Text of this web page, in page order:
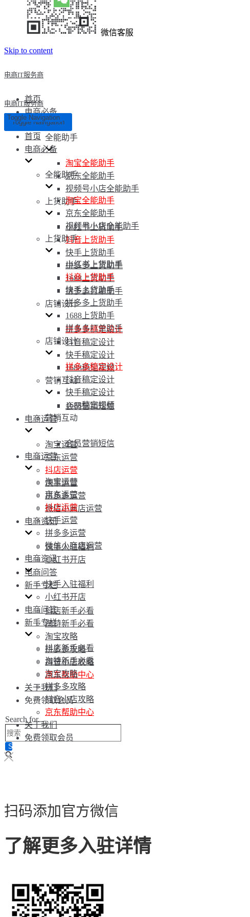
微信客服
Skip to content
电商IT服务商
首页
电商必备
全能助手
淘宝全能助手
京东全能助手
视频号小店全能助手
上货助手
小红书上货助手
抖音上货助手
快手上货助手
拼多多上货助手
1688上货助手
拼多多打单助手
店铺设计
拼多多稿定设计
抖音稿定设计
快手稿定设计
1688稿定视频
营销互动
会员营销短信
电商运营
淘宝运营
京东运营
抖店运营
快手运营
拼多多运营
微信小商店运营
电商资讯
快手入驻福利
小红书开店
电商问答
新手专栏
抖店新手必看
淘特新手必看
淘宝攻略
拼多多攻略
抖音小店攻略
京东帮助中心
关于我们
免费领取会员
Search for...
电商IT服务商
Toggle Navigation
Toggle Navigation
首页
电商必备
全能助手
淘宝全能助手
京东全能助手
视频号小店全能助手
上货助手
小红书上货助手
抖音上货助手
快手上货助手
拼多多上货助手
1688上货助手
拼多多打单助手
店铺设计
拼多多稿定设计
抖音稿定设计
快手稿定设计
1688稿定视频
营销互动
会员营销短信
电商运营
淘宝运营
京东运营
抖店运营
快手运营
拼多多运营
微信小商店运营
电商资讯
快手入驻福利
小红书开店
电商问答
新手专栏
抖店新手必看
淘特新手必看
淘宝攻略
拼多多攻略
抖音小店攻略
京东帮助中心
关于我们
免费领取会员
扫码添加官方微信
了解更多入驻详情